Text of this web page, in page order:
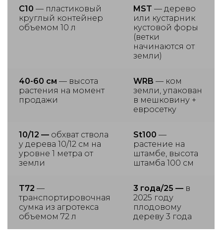
С10 — пластиковый
круглый контейнер
объемом 10 л
MST — дерево
или кустарник
кустовой форы
(ветки
начинаются от
земли)
40-60 см — высота
растения на момент
продажи
WRB — ком
земли, упакован
в мешковину +
евросетку
10/12 — обхват ствола
у дерева 10/12 см на
уровне 1 метра от
земли
St100 —
растение на
штамбе, высота
штамба 100 см
T72 —
транспортировочная
сумка из агротекса
объемом 72 л
3 года/25 — в
2025 году
плодовому
дереву 3 года